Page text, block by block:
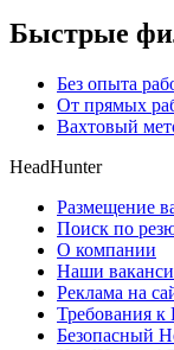
Быстрые
Без опыта
От прямых
Вахтовый
HeadHunter
Размещение
Поиск по
О компании
Наши
Реклама на
Требования
Безопасный